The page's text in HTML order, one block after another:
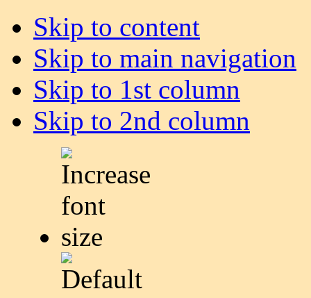
Skip to content
Skip to main navigation
Skip to 1st column
Skip to 2nd column